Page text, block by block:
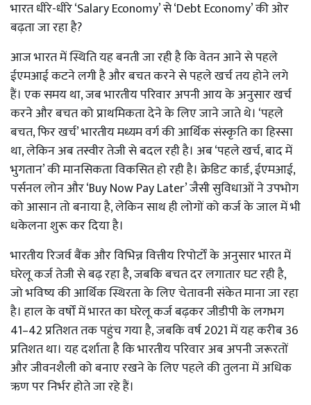
भारत धीरे-धीरे ‘Salary Economy’ से ‘Debt Economy’ की ओर
बढ़ता जा रहा है?
आज भारत में स्थिति यह बनती जा रही है कि वेतन आने से पहले
ईएमआई कटने लगी है और बचत करने से पहले खर्च तय होने लगे
हैं। एक समय था, जब भारतीय परिवार अपनी आय के अनुसार खर्च
करने और बचत को प्राथमिकता देने के लिए जाने जाते थे। ‘पहले
बचत, फिर खर्च’ भारतीय मध्यम वर्ग की आर्थिक संस्कृति का हिस्सा
था, लेकिन अब तस्वीर तेजी से बदल रही है। अब ‘पहले खर्च, बाद में
भुगतान’ की मानसिकता विकसित हो रही है। क्रेडिट कार्ड, ईएमआई,
पर्सनल लोन और ‘Buy Now Pay Later’ जैसी सुविधाओं ने उपभोग
को आसान तो बनाया है, लेकिन साथ ही लोगों को कर्ज के जाल में भी
धकेलना शुरू कर दिया है।
भारतीय रिजर्व बैंक और विभिन्न वित्तीय रिपोर्टों के अनुसार भारत में
घरेलू कर्ज तेजी से बढ़ रहा है, जबकि बचत दर लगातार घट रही है,
जो भविष्य की आर्थिक स्थिरता के लिए चेतावनी संकेत माना जा रहा
है। हाल के वर्षों में भारत का घरेलू कर्ज बढ़कर जीडीपी के लगभग
41–42 प्रतिशत तक पहुंच गया है, जबकि वर्ष 2021 में यह करीब 36
प्रतिशत था। यह दर्शाता है कि भारतीय परिवार अब अपनी जरूरतों
और जीवनशैली को बनाए रखने के लिए पहले की तुलना में अधिक
ऋण पर निर्भर होते जा रहे हैं।